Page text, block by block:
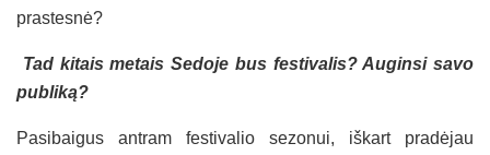
prastesnė?
Tad kitais metais Sedoje bus festivalis? Auginsi savo
publiką?
Pasibaigus antram festivalio sezonui, iškart pradėjau